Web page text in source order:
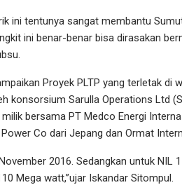
ini tentunya sangat membantu
ini benar-benar bisa dirasakan
Proyek PLTP yang terletak di
konsorsium Sarulla Operations Ltd
bersama PT Medco Energi
Co dari Jepang dan Ormat
2016. Sedangkan untuk NIL
Mega watt,”ujar Iskandar Sitompul.